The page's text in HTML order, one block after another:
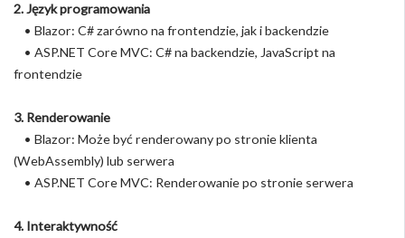
2. Język programowania
• Blazor: C# zarówno na frontendzie, jak i backendzie
• ASP.NET Core MVC: C# na backendzie, JavaScript na
frontendzie
3. Renderowanie
• Blazor: Może być renderowany po stronie klienta
(WebAssembly) lub serwera
• ASP.NET Core MVC: Renderowanie po stronie serwera
4. Interaktywność